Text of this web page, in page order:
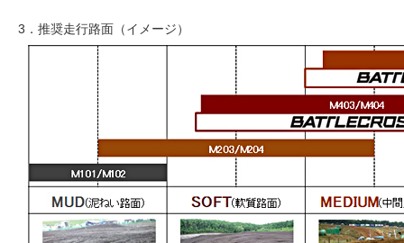
3．推奨走行路面（イメージ）